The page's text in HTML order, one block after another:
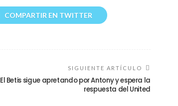
COMPARTIR EN TWITTER
SIGUIENTE ARTÍCULO
El Betis sigue apretando por Antony y espera la
respuesta del United